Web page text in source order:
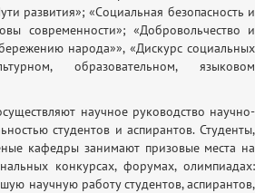
развития»; «Социальная безопасность и
современности»; «Добровольчество и
народа»», «Дискурс социальных
образовательном, языковом
научное руководство научно-
студентов и аспирантов. Студенты,
кафедры занимают призовые места на
конкурсах, форумах, олимпиадах:
научную работу студентов, аспирантов,